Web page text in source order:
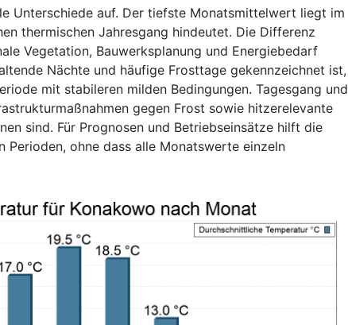
Unterschiede auf. Der tiefste Monatsmittelwert liegt im
thermischen Jahresgang hindeutet. Die Differenz
Vegetation, Bauwerksplanung und Energiebedarf
Nächte und häufige Frosttage gekennzeichnet ist,
mit stabileren milden Bedingungen. Tagesgang und
gegen Frost sowie hitzerelevante
sind. Für Prognosen und Betriebseinsätze hilft die
Perioden, ohne dass alle Monatswerte einzeln